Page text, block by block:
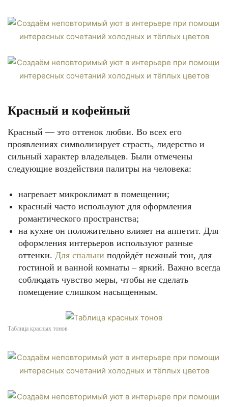
Красный и кофейный
Красный — это оттенок любви. Во всех его
проявлениях символизирует страсть, лидерство и
сильный характер владельцев. Были отмечены
следующие воздействия палитры на человека:
нагревает микроклимат в помещении;
красный часто используют для оформления
романтического пространства;
на кухне он положительно влияет на аппетит. Для
оформления интерьеров используют разные
оттенки. Для спальни подойдёт нежный тон, для
гостиной и ванной комнаты – яркий. Важно всегда
соблюдать чувство меры, чтобы не сделать
помещение слишком насыщенным.
Таблица красных тонов